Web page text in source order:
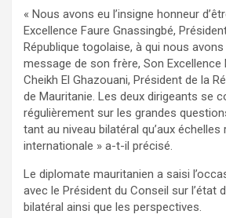
« Nous avons eu l’insigne honneur
Excellence Faure Gnassingbé,
République togolaise, à qui nous
message de son frère, Son Excellence
Cheikh El Ghazouani, Président de la
de Mauritanie. Les deux dirigeants se
régulièrement sur les grandes
tant au niveau bilatéral qu’aux échelles
internationale » a-t-il précisé.
Le diplomate mauritanien a saisi
avec le Président du Conseil sur l’état
bilatéral ainsi que les perspectives.